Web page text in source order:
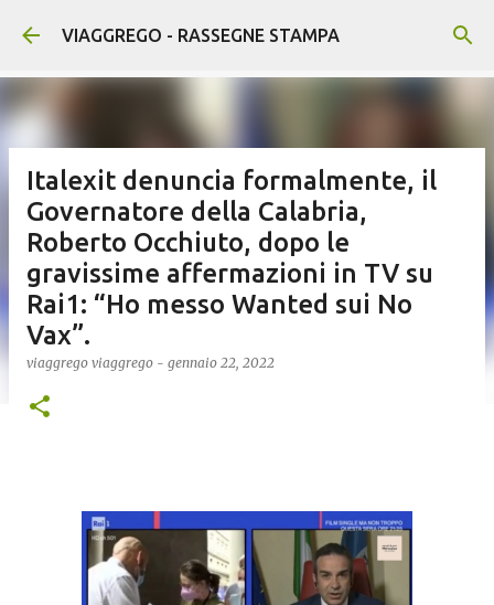
Passa ai contenuti principali
VIAGGREGO - RASSEGNE STAMPA
Italexit denuncia formalmente, il
Governatore della Calabria,
Roberto Occhiuto, dopo le
gravissime affermazioni in TV su
Rai1: “Ho messo Wanted sui No
Vax”.
viaggrego viaggrego - gennaio 22, 2022